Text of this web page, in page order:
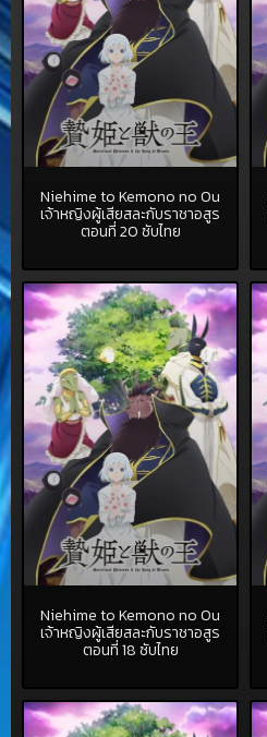
Niehime to Kemono no Ou
เจ้าหญิงผู้เสียสละกับราชาอสูร
ตอนที่ 20 ซับไทย
Niehime to Kemono no Ou
เจ้าหญิงผู้เสียสละกับราชาอสูร
ตอนที่ 18 ซับไทย